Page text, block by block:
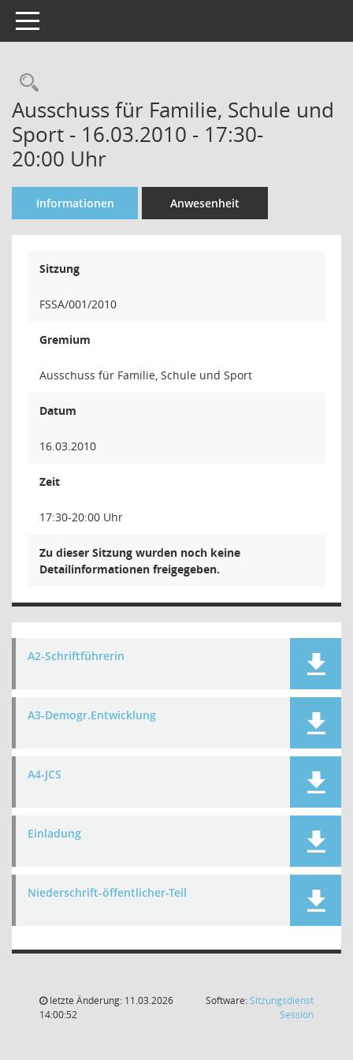
Toggle navigation
Rechercheauswahl
Ausschuss für Familie, Schule und
Sport - 16.03.2010 - 17:30-
20:00 Uhr
Informationen Anwesenheit
Sitzung
FSSA/001/2010
Gremium
Ausschuss für Familie, Schule und Sport
Datum
16.03.2010
Zeit
17:30-20:00 Uhr
Zu dieser Sitzung wurden noch keine
Detailinformationen freigegeben.
A2-Schriftführerin
A3-Demogr.Entwicklung
A4-JCS
Einladung
Niederschrift-öffentlicher-Teil
letzte Änderung: 11.03.2026
14:00:52
Software:Sitzungsdienst
Session(Wird in